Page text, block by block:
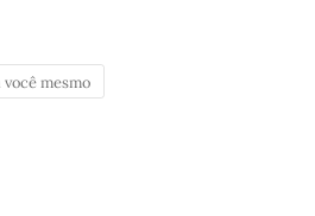
você mesmo